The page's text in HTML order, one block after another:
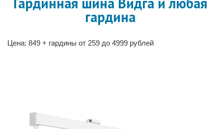
гардина
Цена: 849 + гардины от 259 до 4999 рублей